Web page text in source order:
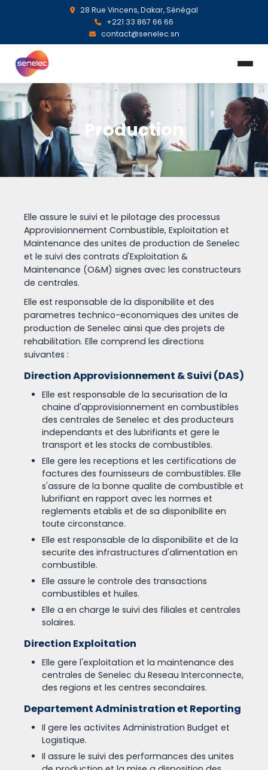
28 Rue Vincens, Dakar, Sénégal
+221 33 867 66 66
contact@senelec.sn
Production
Elle assure le suivi et le pilotage des processus
Approvisionnement Combustible, Exploitation et
Maintenance des unites de production de Senelec
et le suivi des contrats d'Exploitation &
Maintenance (O&M) signes avec les constructeurs
de centrales.
Elle est responsable de la disponibilite et des
parametres technico-economiques des unites de
production de Senelec ainsi que des projets de
rehabilitation. Elle comprend les directions
suivantes :
Direction Approvisionnement & Suivi (DAS)
Elle est responsable de la securisation de la
chaine d'approvisionnement en combustibles
des centrales de Senelec et des producteurs
independants et des lubrifiants et gere le
transport et les stocks de combustibles.
Elle gere les receptions et les certifications de
factures des fournisseurs de combustibles. Elle
s'assure de la bonne qualite de combustible et
lubrifiant en rapport avec les normes et
reglements etablis et de sa disponibilite en
toute circonstance.
Elle est responsable de la disponibilite et de la
securite des infrastructures d'alimentation en
combustible.
Elle assure le controle des transactions
combustibles et huiles.
Elle a en charge le suivi des filiales et centrales
solaires.
Direction Exploitation
Elle gere l'exploitation et la maintenance des
centrales de Senelec du Reseau Interconnecte,
des regions et les centres secondaires.
Departement Administration et Reporting
Il gere les activites Administration Budget et
Logistique.
Il assure le suivi des performances des unites